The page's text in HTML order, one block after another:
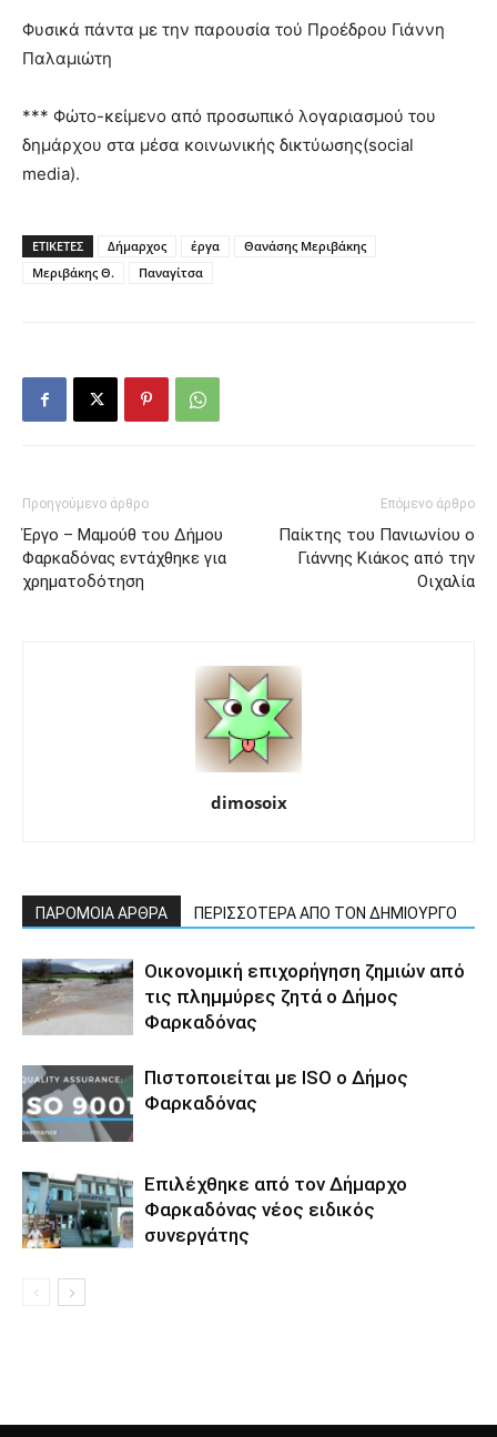
Φυσικά πάντα με την παρουσία τού Προέδρου Γιάννη
Παλαμιώτη
*** Φώτο-κείμενο από προσωπικό λογαριασμού του
δημάρχου στα μέσα κοινωνικής δικτύωσης(social
media).
ΕΤΙΚΕΤΕΣ Δήμαρχος έργα
Θανάσης Μεριβάκης
Μεριβάκης Θ.
Παναγίτσα
Προηγούμενο άρθρο
Έργο – Μαμούθ του Δήμου
Φαρκαδόνας εντάχθηκε για
χρηματοδότηση
Επόμενο άρθρο
Παίκτης του Πανιωνίου ο
Γιάννης Κιάκος από την
Οιχαλία
dimosoix
ΠΑΡΟΜΟΙΑ ΑΡΘΡΑ ΠΕΡΙΣΣΟΤΕΡΑ ΑΠΟ ΤΟΝ ΔΗΜΙΟΥΡΓΟ
Οικονομική επιχορήγηση ζημιών από
τις πλημμύρες ζητά ο Δήμος
Φαρκαδόνας
Πιστοποιείται με ISO ο Δήμος
Φαρκαδόνας
Επιλέχθηκε από τον Δήμαρχο
Φαρκαδόνας νέος ειδικός
συνεργάτης